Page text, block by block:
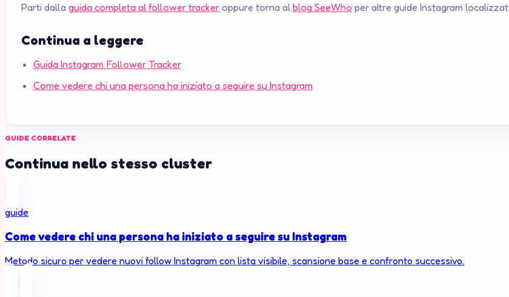
Parti dalla guida completa al follower trackeroppure torna al blog SeeWho per altre guide Instagram
Continua a leggere
Guida Instagram Follower Tracker
Come vedere chi una persona ha iniziato a seguire su Instagram
GUIDE CORRELATE
Continua nello stesso cluster
guide
Come vedere chi una persona ha iniziato a seguire su Instagram
Metodo sicuro per vedere nuovi follow Instagram con lista visibile, scansione base e confronto successivo.